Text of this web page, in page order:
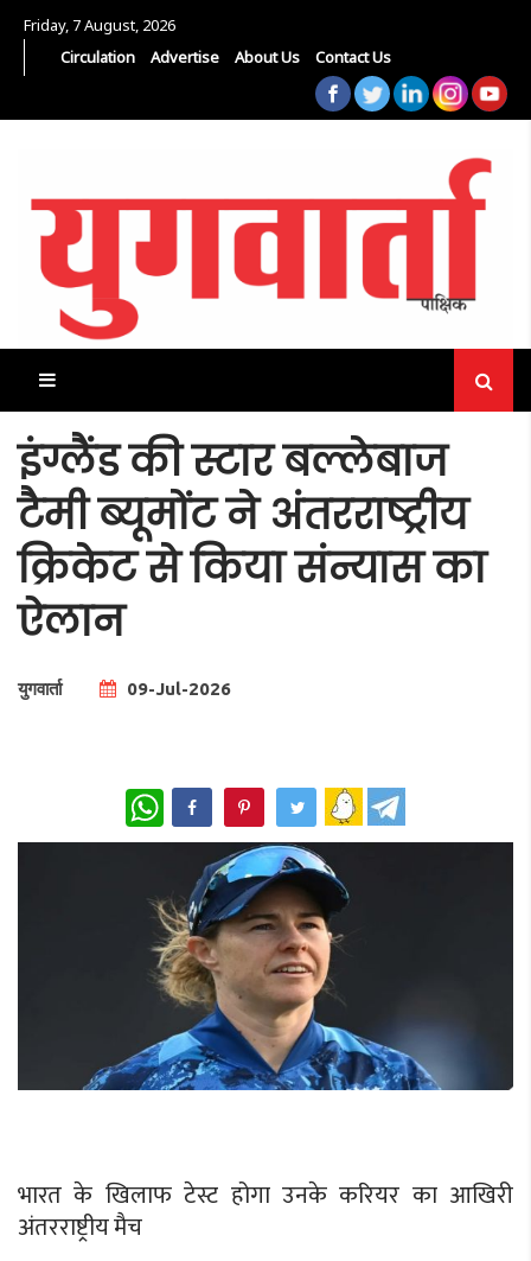
Friday, 7 August, 2026
Circulation
Advertise About Us Contact Us
इंग्लैंड की स्टार बल्लेबाज
टैमी ब्यूमोंट ने अंतरराष्ट्रीय
क्रिकेट से किया संन्यास का
ऐलान
युगवार्ता 09-Jul-2026
WhatsApp
भारत के खिलाफ टेस्ट होगा उनके करियर का आखिरी
अंतरराष्ट्रीय मैच